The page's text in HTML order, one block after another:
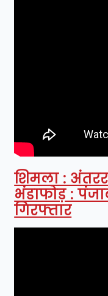
शिमला :
भंडाफोड़ :
गिरफ्तार